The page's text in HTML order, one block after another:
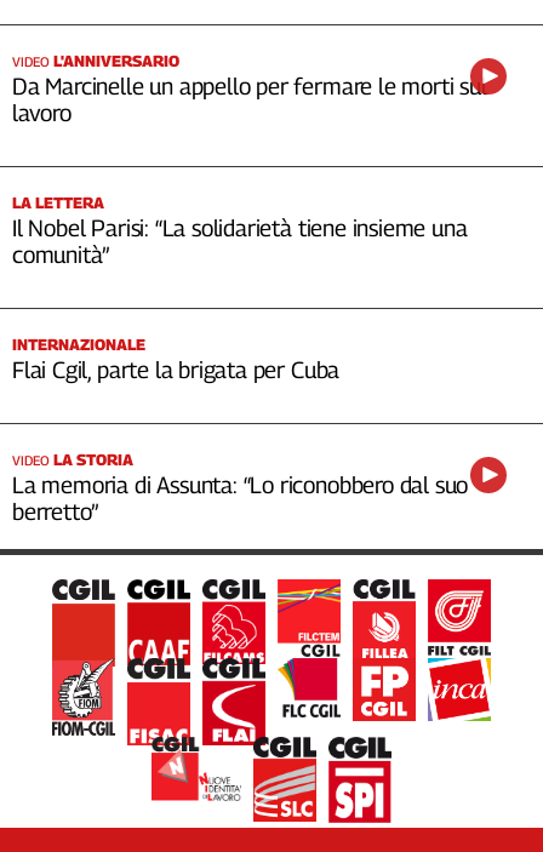
VIDEO L'ANNIVERSARIO
Da Marcinelle un appello per fermare le morti sul
lavoro
LA LETTERA
Il Nobel Parisi: “La solidarietà tiene insieme una
comunità”
INTERNAZIONALE
Flai Cgil, parte la brigata per Cuba
VIDEO LA STORIA
La memoria di Assunta: “Lo riconobbero dal suo
berretto”